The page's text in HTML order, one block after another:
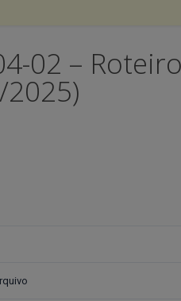
02 –